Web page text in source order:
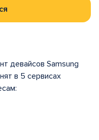
девайсов Samsung
в 5 сервисах